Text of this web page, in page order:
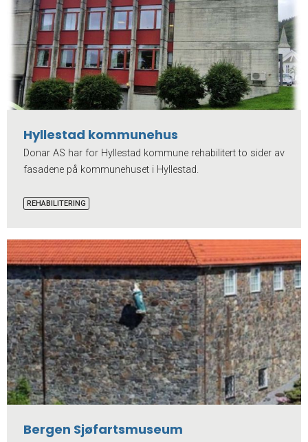
Hyllestad kommunehus
Donar AS har for Hyllestad kommune rehabilitert to sider av
fasadene på kommunehuset i Hyllestad.
REHABILITERING
Bergen Sjøfartsmuseum